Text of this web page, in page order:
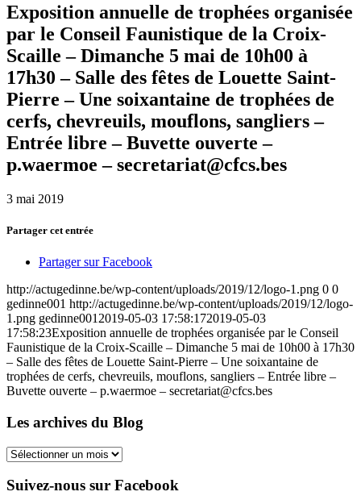
Exposition annuelle de trophées organisée
par le Conseil Faunistique de la Croix-
Scaille – Dimanche 5 mai de 10h00 à
17h30 – Salle des fêtes de Louette Saint-
Pierre – Une soixantaine de trophées de
cerfs, chevreuils, mouflons, sangliers –
Entrée libre – Buvette ouverte –
p.waermoe – secretariat@cfcs.bes
3 mai 2019
Partager cet entrée
Partager sur Facebook
http://actugedinne.be/wp-content/uploads/2019/12/logo-1.png 0 0
gedinne001 http://actugedinne.be/wp-content/uploads/2019/12/logo-
1.png gedinne001 2019-05-03 17:58:172019-05-03
17:58:23Exposition annuelle de trophées organisée par le Conseil
Faunistique de la Croix-Scaille – Dimanche 5 mai de 10h00 à 17h30
– Salle des fêtes de Louette Saint-Pierre – Une soixantaine de
trophées de cerfs, chevreuils, mouflons, sangliers – Entrée libre –
Buvette ouverte – p.waermoe – secretariat@cfcs.bes
Les archives du Blog
Les
du
Suivez-nous sur Facebook